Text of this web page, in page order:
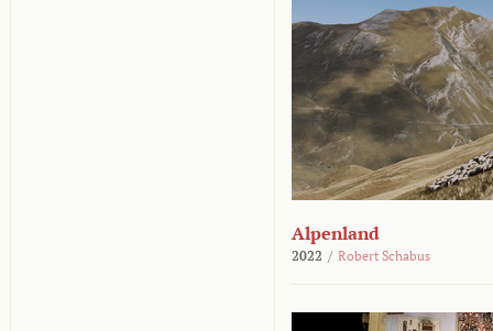
Alpenland
2022 / Robert Schabus